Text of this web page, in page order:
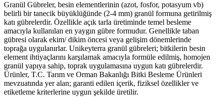
Granül Gübreler, besin elementlerinin (azot, fosfor, potasyum vb)
belirli bir tanecik büyüklüğünde (2-4 mm) granül formuna getirilmiş
katı gübrelerdir. Özellikle açık tarla üretiminde temel besleme
amacıyla kullanılan en yaygın gübre formudur. Genellikle taban
gübresi olarak ekim/ dikim öncesi veya gelişim dönemlerinde
toprağa uygulanırlar. Unikeyterra granül gübreleri; bitkilerin besin
element ihtiyaçlarını karşılamak amacıyla formüle edilmiş, homojen
granül yapıya sahip, toprak uygulamasına uygun katı gübrelerdir.
Ürünler, T.C. Tarım ve Orman Bakanlığı Bitki Besleme Ürünleri
mevzuatında yer alan; garanti edilen içerik, fiziksel özellikler ve
etiketleme kriterlerine uygun şekilde üretilir.